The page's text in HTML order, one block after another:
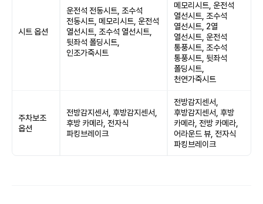
시트 옵션
운전석 전동시트, 조수석
전동시트, 메모리시트, 운전석
열선시트, 조수석 열선시트,
뒷좌석 폴딩시트,
인조가죽시트
메모리시트, 운전석
열선시트, 조수석
열선시트, 2열
열선시트, 운전석
통풍시트, 조수석
통풍시트, 뒷좌석
폴딩시트,
천연가죽시트
주차보조
옵션
전방감지센서, 후방감지센서,
후방 카메라, 전자식
파킹브레이크
전방감지센서,
후방감지센서, 후방
카메라, 전방 카메라,
어라운드 뷰, 전자식
파킹브레이크